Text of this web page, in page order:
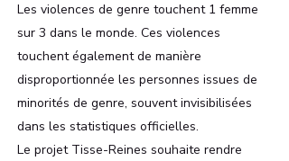
Les violences de genre touchent 1 femme
sur 3 dans le monde. Ces violences
touchent également de manière
disproportionnée les personnes issues de
minorités de genre, souvent invisibilisées
dans les statistiques officielles.
Le projet Tisse-Reines souhaite rendre